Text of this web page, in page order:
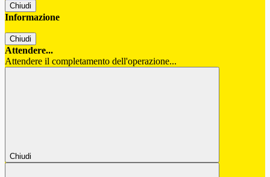
Chiudi
Informazione
Chiudi
Attendere...
Attendere il completamento dell'operazione...
Chiudi